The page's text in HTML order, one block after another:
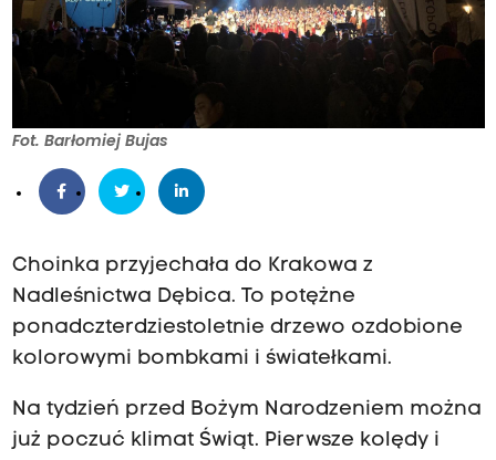
Fot. Barłomiej Bujas
Choinka przyjechała do Krakowa z
Nadleśnictwa Dębica. To potężne
ponadczterdziestoletnie drzewo ozdobione
kolorowymi bombkami i światełkami.
Na tydzień przed Bożym Narodzeniem można
już poczuć klimat Świąt. Pierwsze kolędy i